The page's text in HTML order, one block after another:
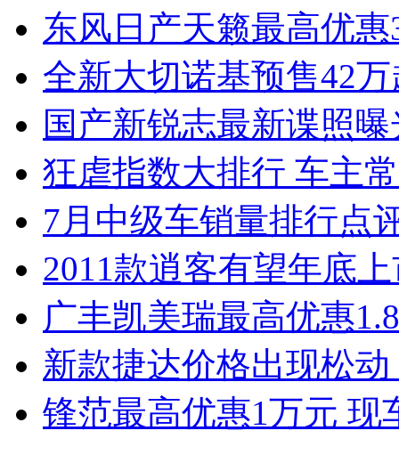
东风日产天籁最高优
全新大切诺基预售42
国产新锐志最新谍照
狂虐指数大排行 车主
7月中级车销量排行点
2011款逍客有望年底
广丰凯美瑞最高优惠
新款捷达价格出现松
锋范最高优惠1万元 现